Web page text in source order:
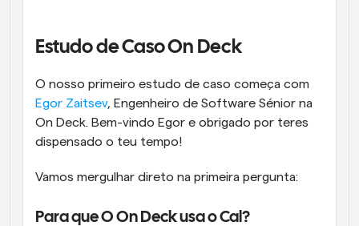
Agendamento potenciado com chamadas
impulsionadas por IA
Automatizar agendamento e lembretes
Mantenha-se atualizado com as últimas notícias e
atualizações
Reuniões Instantâneas
Agende reuniões de forma fluida com várias pessoas
Estudo de Caso On Deck
Egor Zaitsev, Engenheiro de Software Sénior na
On Deck. Bem-vindo Egor e obrigado por teres
dispensado o teu tempo!
Vamos mergulhar direto na primeira pergunta:
Para que O On Deck usa o Cal?